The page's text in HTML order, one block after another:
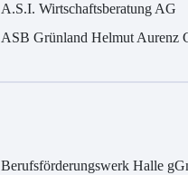
A.S.I. Wirtschaftsberatung AG
ASB Grün­land Helmut Au­renz
Berufsförderungswerk Halle